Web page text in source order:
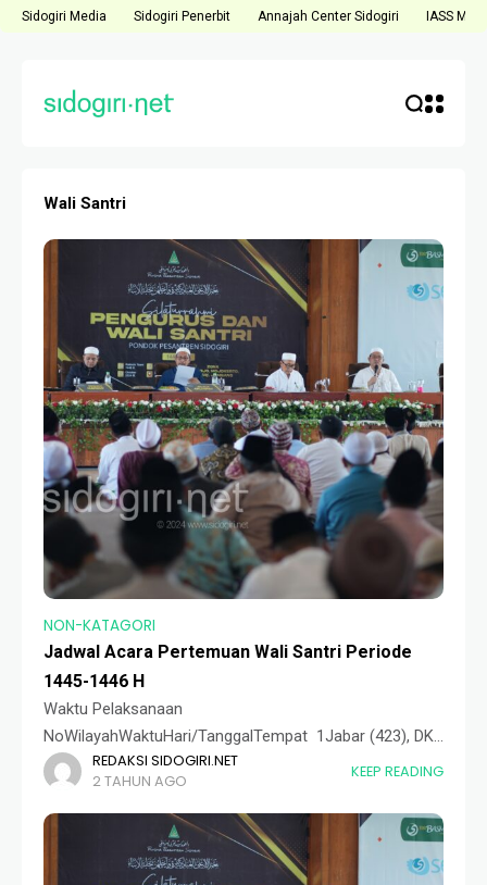
Sidogiri Media Sidogiri Penerbit Annajah Center Sidogiri IASS
Wali Santri
NON-KATAGORI
Jadwal Acara Pertemuan Wali Santri Periode
1445-1446 H
Waktu Pelaksanaan
NoWilayahWaktuHari/TanggalTempat 1Jabar (423), DKI
Jakarta (231) & Banten (114)09.00 s.d. 14.30 WibAhad,
03 Rabiuts Tsani 1446 H | 06 Oktober 2024 M. DKS
Bekasi 2Sidoarjo (214), Mojokerto (60), Gresik (49) &
REDAKSI SIDOGIRI.NET
2 TAHUN AGO
KEEP READING